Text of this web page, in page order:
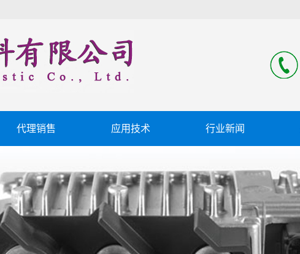
代理销售 应用技术 行业新闻